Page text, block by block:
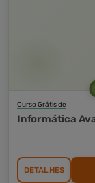
Curso Grátis de
Informática
DETALHES